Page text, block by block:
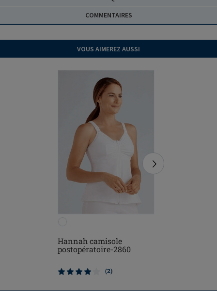
COMMENTAIRES
VOUS AIMEREZ AUSSI
Hannah camisole
postopératoire-2860
(2)